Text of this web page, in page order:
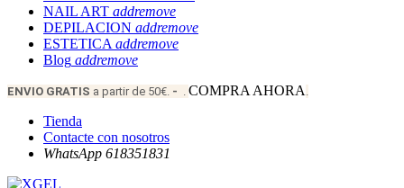
NAIL ART addremove
DEPILACION addremove
ESTETICA addremove
Blog addremove
ENVIO GRATIS a partir de 50€. - . COMPRA AHORA .
Tienda
Contacte con nosotros
WhatsApp 618351831